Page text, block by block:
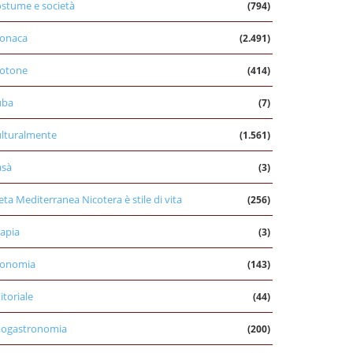
e società (794)
(2.491)
(414)
(7)
(1.561)
(3)
Mediterranea Nicotera è stile di vita (256)
(3)
(143)
(44)
(200)